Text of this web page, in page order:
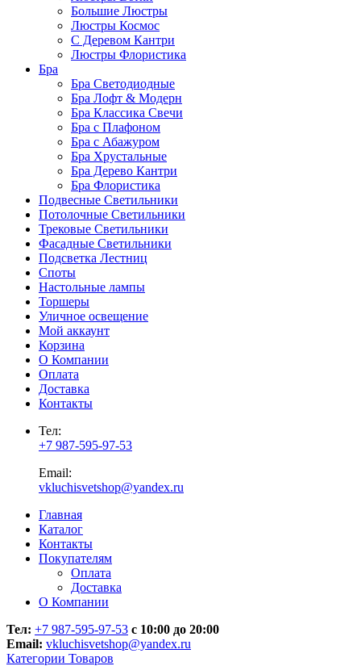
Большие Люстры
Люстры Космос
С Деревом Кантри
Люстры Флористика
Бра
Бра Светодиодные
Бра Лофт & Модерн
Бра Классика Свечи
Бра с Плафоном
Бра с Абажуром
Бра Хрустальные
Бра Дерево Кантри
Бра Флористика
Подвесные Светильники
Потолочные Светильники
Трековые Светильники
Фасадные Светильники
Подсветка Лестниц
Споты
Настольные лампы
Торшеры
Уличное освещение
Мой аккаунт
Корзина
О Компании
Оплата
Доставка
Контакты
Тел:
+7 987-595-97-53
Email:
vkluchisvetshop@yandex.ru
Главная
Каталог
Контакты
Покупателям
Оплата
Доставка
О Компании
Тел: +7 987-595-97-53 с 10:00 до 20:00
Email: vkluchisvetshop@yandex.ru
Категории Товаров